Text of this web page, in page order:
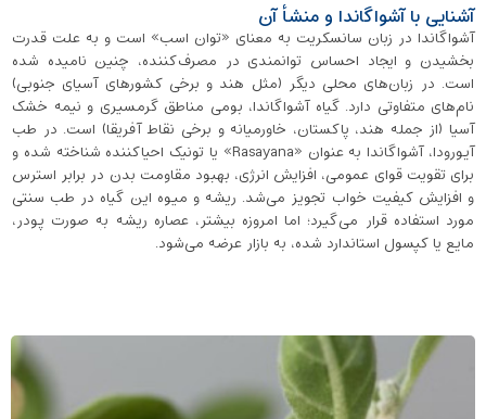
آشنایی با آشواگاندا و منشأ آن
آشواگاندا در زبان سانسکریت به معنای «توان اسب» است و به علت قدرت
بخشیدن و ایجاد احساس توانمندی در مصرف‌کننده، چنین نامیده شده
است. در زبان‌های محلی دیگر (مثل هند و برخی کشورهای آسیای جنوبی)
نام‌های متفاوتی دارد. گیاه آشواگاندا، بومی مناطق گرمسیری و نیمه‌ خشک
آسیا (از جمله هند، پاکستان، خاورمیانه و برخی نقاط آفریقا) است. در طب
آیورودا، آشواگاندا به‌ عنوان «Rasayana» یا تونیک احیاکننده شناخته شده و
برای تقویت قوای عمومی، افزایش انرژی، بهبود مقاومت بدن در برابر استرس
و افزایش کیفیت خواب تجویز می‌شد. ریشه و میوه این گیاه در طب سنتی
مورد استفاده قرار می‌گیرد؛ اما امروزه بیشتر، عصاره ریشه به‌ صورت پودر،
مایع یا کپسول استاندارد شده، به بازار عرضه می‌شود.